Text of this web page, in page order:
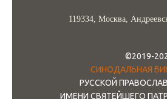
119334, Москва,
©2019-
СИНОДАЛЬНАЯ
РУССКОЙ
ИМЕНИ СВЯТЕЙШЕГО